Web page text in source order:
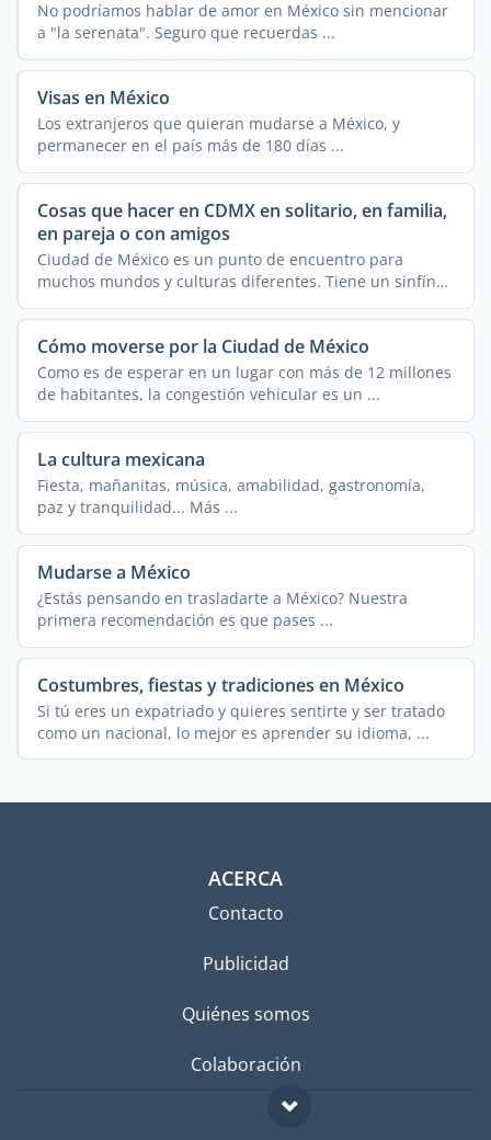
No podríamos hablar de amor en México sin mencionar
a "la serenata". Seguro que recuerdas ...
Visas en México
Los extranjeros que quieran mudarse a México, y
permanecer en el país más de 180 días ...
Cosas que hacer en CDMX en solitario, en familia,
en pareja o con amigos
Ciudad de México es un punto de encuentro para
muchos mundos y culturas diferentes. Tiene un sinfín
de ...
Cómo moverse por la Ciudad de México
Como es de esperar en un lugar con más de 12 millones
de habitantes, la congestión vehicular es un ...
La cultura mexicana
Fiesta, mañanitas, música, amabilidad, gastronomía,
paz y tranquilidad... Más ...
Mudarse a México
¿Estás pensando en trasladarte a México? Nuestra
primera recomendación es que pases ...
Costumbres, fiestas y tradiciones en México
Si tú eres un expatriado y quieres sentirte y ser tratado
como un nacional, lo mejor es aprender su idioma, ...
ACERCA
Contacto
Publicidad
Quiénes somos
Colaboración